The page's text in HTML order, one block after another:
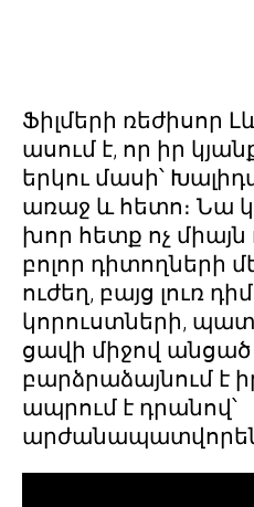
Ֆիլմերի ռեժիսոր
ասում է, որ իր
երկու մասի՝
առաջ և հետո։ Նա
խոր հետք ոչ միայն
բոլոր դիտողների
ուժեղ, բայց լուռ
կորուստների,
ցավի միջով անցած
բարձրաձայնում է
ապրում է դրանով՝